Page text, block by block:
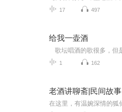
17 497
给我一壶酒
1 162
老酒讲聊斋|民间故事